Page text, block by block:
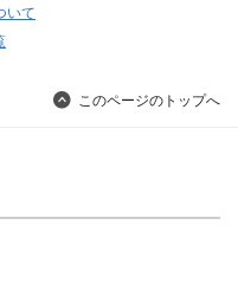
いて
このページのトップへ